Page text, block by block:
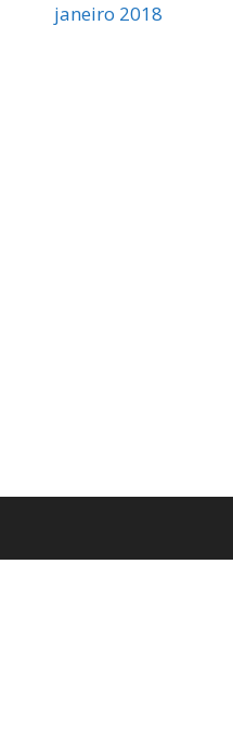
janeiro 2018